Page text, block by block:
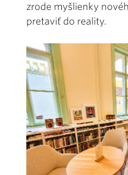
zrode myšlienky
pretaviť do reality.